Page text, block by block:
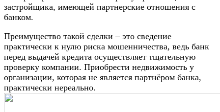
застройщика, имеющей партнерские отношения с
банком.
Преимущество такой сделки – это сведение
практически к нулю риска мошенничества, ведь банк
перед выдачей кредита осуществляет тщательную
проверку компании. Приобрести недвижимость у
организации, которая не является партнёром банка,
практически нереально.